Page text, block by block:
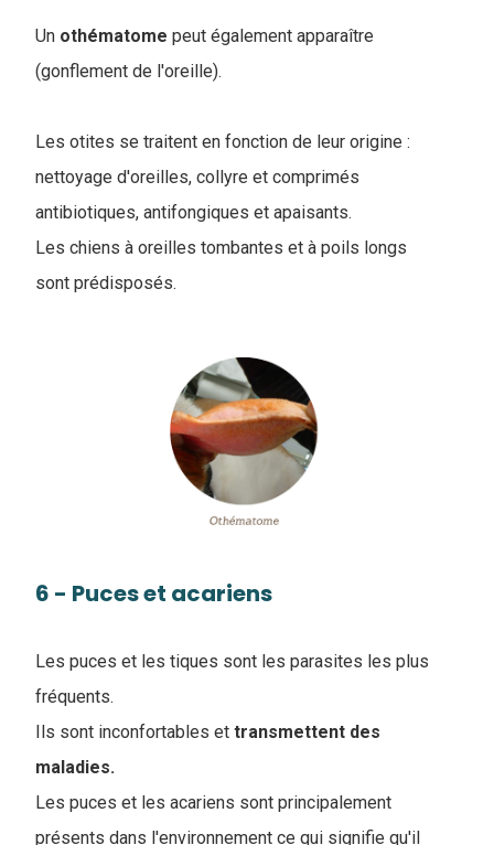
Un othématome peut également apparaître
(gonflement de l'oreille).
Les otites se traitent en fonction de leur origine :
nettoyage d'oreilles, collyre et comprimés
antibiotiques, antifongiques et apaisants.
Les chiens à oreilles tombantes et à poils longs
sont prédisposés.
6 - Puces et acariens
Les puces et les tiques sont les parasites les plus
fréquents.
Ils sont inconfortables et transmettent des
maladies.
Les puces et les acariens sont principalement
présents dans l'environnement ce qui signifie qu'il